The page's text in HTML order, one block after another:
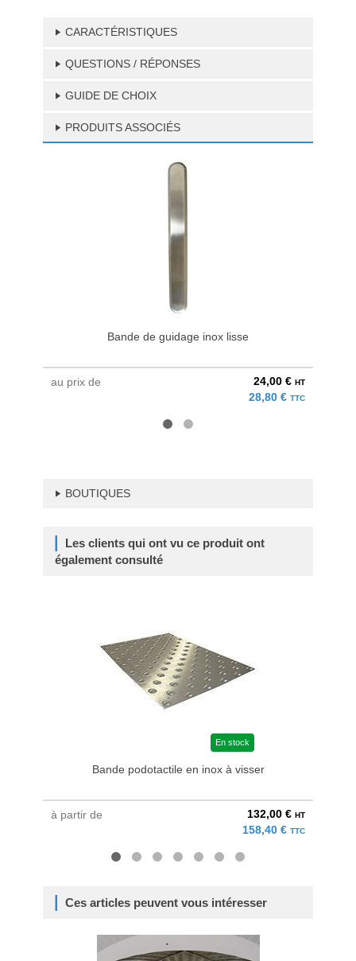
CARACTÉRISTIQUES
QUESTIONS / RÉPONSES
GUIDE DE CHOIX
PRODUITS ASSOCIÉS
Bande de guidage inox lisse
au prix de 24,00 € HT
28,80 € TTC
BOUTIQUES
Les clients qui ont vu ce produit ont
également consulté
En stock
Bande podotactile en inox à visser
à partir de 132,00 € HT
158,40 € TTC
Ces articles peuvent vous intéresser